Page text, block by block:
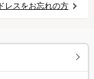
レスをお忘れの方